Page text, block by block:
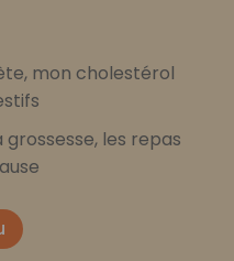
mon cholestérol
les repas